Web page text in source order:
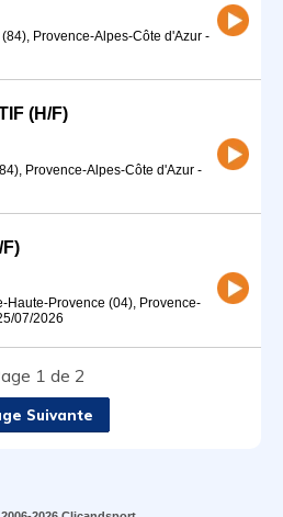
Provence-Alpes-Côte d'Azur -
(H/F)
Provence-Alpes-Côte d'Azur -
Haute-Provence (04), Provence-
07/2026
1 de 2
Suivante